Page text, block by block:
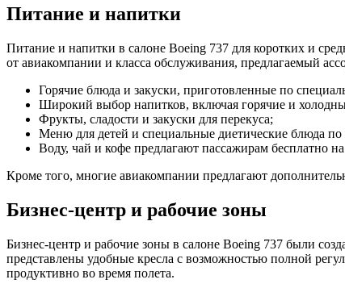
Питание и напитки
Питание и напитки в салоне Boeing 737 для коротких и
от авиакомпании и класса обслуживания, предлагаемый
Горячие блюда и закуски, приготовленные по
Широкий выбор напитков, включая горячие и
Фрукты, сладости и закуски для перекуса;
Меню для детей и специальные диетические блюда по
Воду, чай и кофе предлагают пассажирам бесплатно
Кроме того, многие авиакомпании предлагают
Бизнес-центр и рабочие зоны
Бизнес-центр и рабочие зоны в салоне Boeing 737 были
представлены удобные кресла с возможностью полной
продуктивно во время полета.